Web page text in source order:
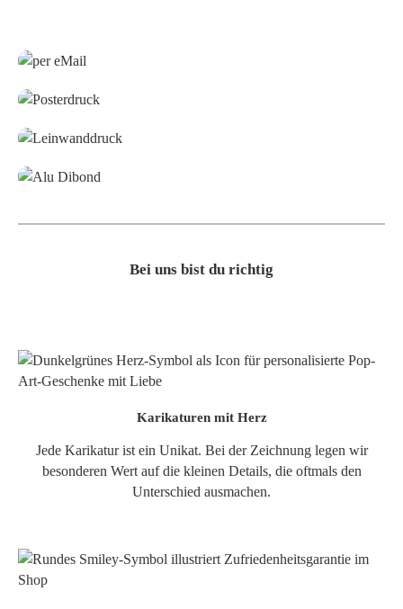
Bei uns bist du richtig
Karikaturen mit Herz
Jede Karikatur ist ein Unikat. Bei der Zeichnung legen wir
besonderen Wert auf die kleinen Details, die oftmals den
Unterschied ausmachen.